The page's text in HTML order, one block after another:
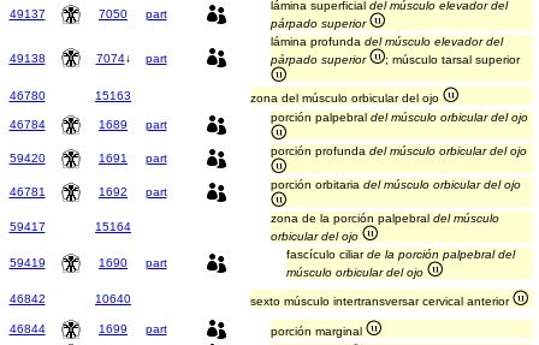
49137 7050 part
lámina superficial del músculo elevador del
párpado superior
49138 7074↓ part
lámina profunda del músculo elevador del
párpado superior
; músculo tarsal superior
46780 15163
zona del músculo orbicular del ojo
46784
1689 part
porción palpebral del músculo orbicular del ojo
59420 1691 part
porción profunda del músculo orbicular del ojo
46781 1692 part
porción orbitaria del músculo orbicular del ojo
59417 15164
zona de la porción palpebral del músculo
orbicular del ojo
59419
1690 part
fascículo ciliarde la porción palpebral del
músculo orbicular del ojo
46842
10640 sexto músculo intertransversar cervical anterior
46844 1699 part
porción marginal